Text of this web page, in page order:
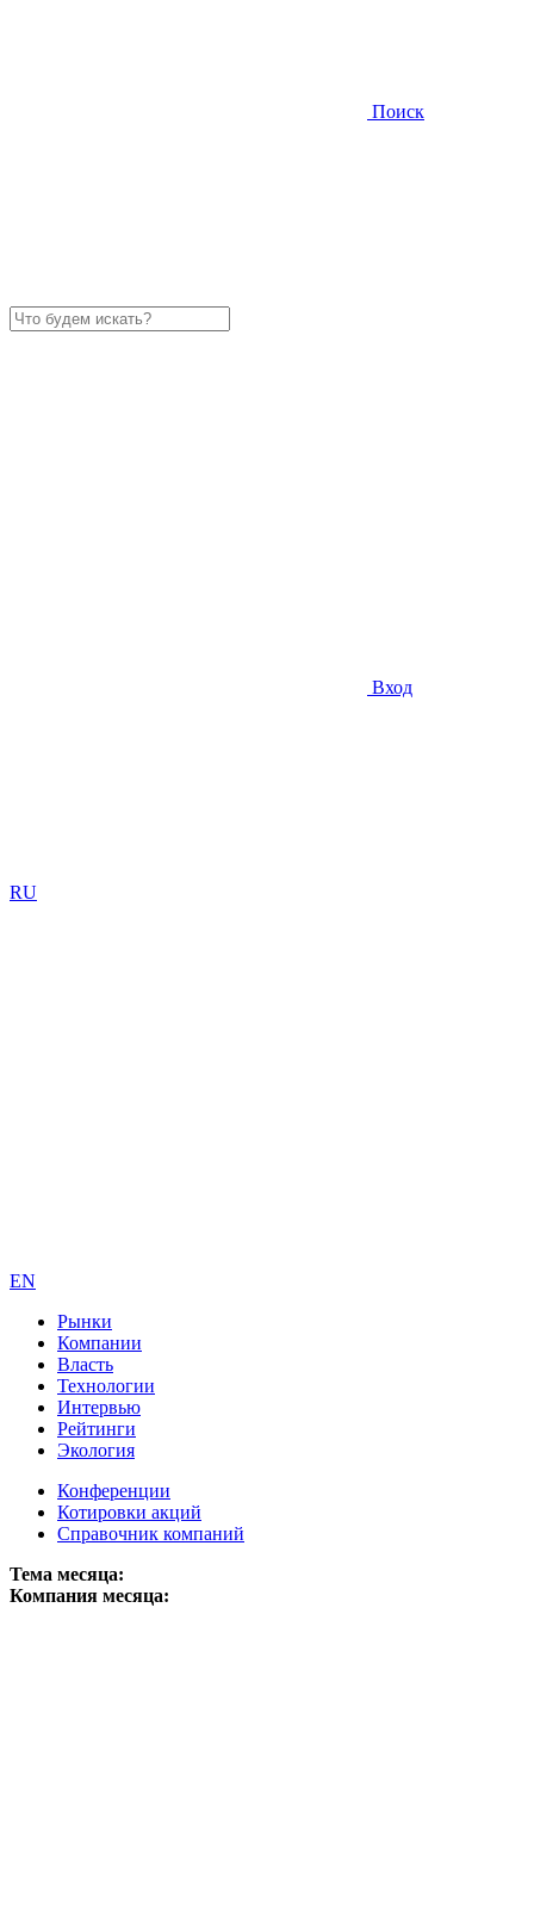
Поиск
Вход
RU
EN
Рынки
Компании
Власть
Технологии
Интервью
Рейтинги
Экология
Конференции
Котировки акций
Справочник компаний
Тема месяца:
Компания месяца: